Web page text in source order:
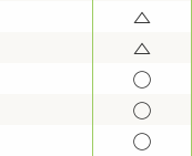
△
△
◯
◯
◯